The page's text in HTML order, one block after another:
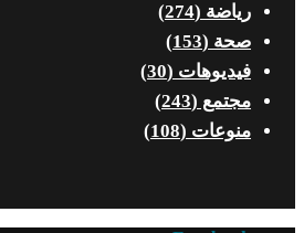
رياضة (274)
صحة (153)
فيديوهات (30)
مجتمع (243)
منوعات (108)